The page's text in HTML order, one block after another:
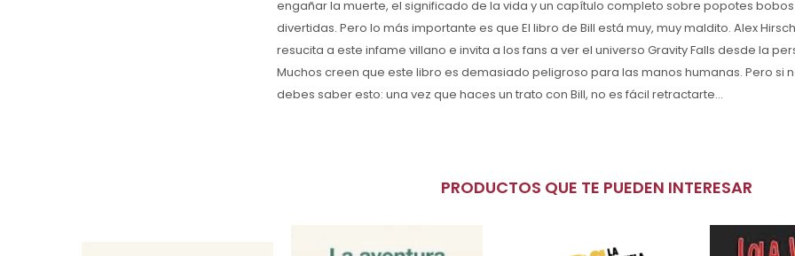
engañar la muerte, el significado de la vida y un capítulo completo sobre popotes
divertidas. Pero lo más importante es que El libro de Bill está muy, muy maldito. Alex
resucita a este infame villano e invita a los fans a ver el universo Gravity Falls desde la
Muchos creen que este libro es demasiado peligroso para las manos humanas. Pero si
debes saber esto: una vez que haces un trato con Bill, no es fácil retractarte...
PRODUCTOS QUE TE PUEDEN INTERESAR